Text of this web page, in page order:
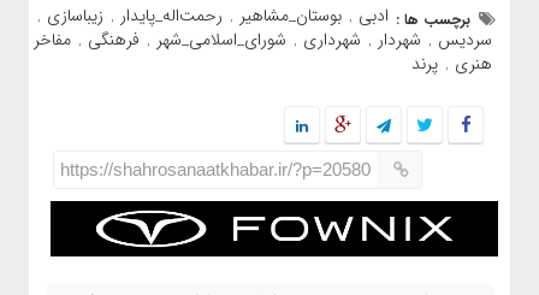
برچسب ها : ادبی , بوستان_مشاهیر , رحمت‌اله_پایدار , زیباسازی ,
سردیس , شهردار , شهرداری , شورای_اسلامی_شهر , فرهنگی , مفاخر
هنری , پرند
https://shahrosanaatkhabar.ir/?p=20580